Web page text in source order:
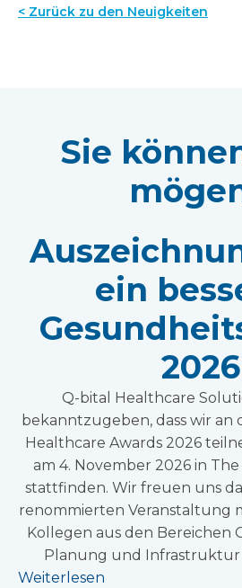
< Zurück zu den Neuigkeiten
Sie
ein
2026
Q-bital Healthcare
bekanntzugeben, dass wir
Healthcare Awards 2026
am 4. November 2026 in
stattfinden. Wir freuen uns
renommierten Veranstaltung
Kollegen aus den Bereichen
Planung und Infrastruktur
Weiterlesen